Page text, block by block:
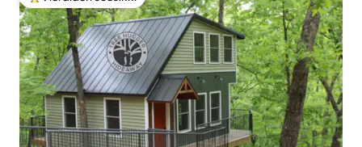
Vieraiden suosikkien parhaimmistoa